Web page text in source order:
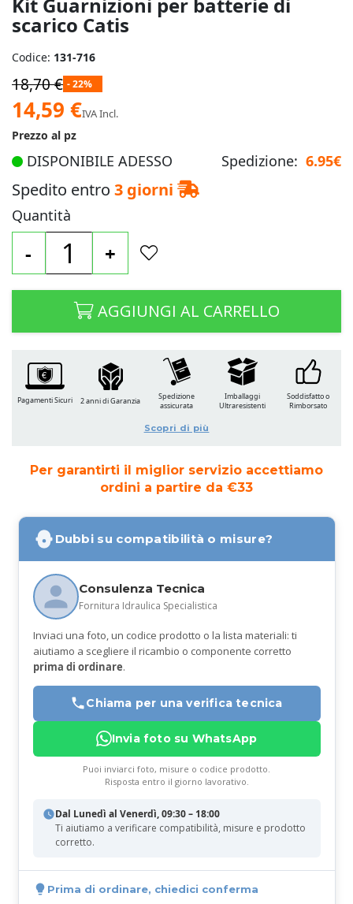
Kit Guarnizioni per batterie di
scarico Catis
Codice: 131-716
18,70 € - 22%
Prezzo
speciale
14,59 €IVA Incl.
Prezzo al pz
DISPONIBILE ADESSO Spedizione: 6.95€
Spedito entro 3 giorni
Quantità
- +
AGGIUNGI AL CARRELLO
Per garantirti il miglior servizio accettiamo
ordini a partire da €33
Dubbi su compatibilità o misure?
Consulenza Tecnica
Fornitura Idraulica Specialistica
Inviaci una foto, un codice prodotto o la lista materiali: ti
aiutiamo a scegliere il ricambio o componente corretto
prima di ordinare.
Chiama per una verifica tecnica
Invia foto su WhatsApp
Puoi inviarci foto, misure o codice prodotto.
Risposta entro il giorno lavorativo.
Dal Lunedì al Venerdì, 09:30 – 18:00
Ti aiutiamo a verificare compatibilità, misure e prodotto
corretto.
Prima di ordinare, chiedici conferma
Pagamenti Sicuri 2 anni di Garanzia
Spedizione
assicurata
Imballaggi
Ultraresistenti
Soddisfatto o
Rimborsato
Scopri di più